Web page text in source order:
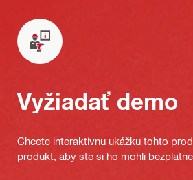
Vyžiadať demo
Chcete interaktívnu ukážku tohto
produkt, aby ste si ho mohli